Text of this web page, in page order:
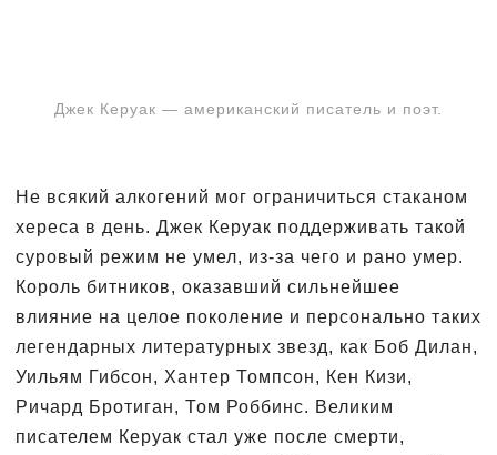
Джек Керуак — американский писатель и поэт.
Не всякий алкогений мог ограничиться стаканом
хереса в день. Джек Керуак поддерживать такой
суровый режим не умел, из-за чего и рано умер.
Король битников, оказавший сильнейшее
влияние на целое поколение и персонально таких
легендарных литературных звезд, как Боб Дилан,
Уильям Гибсон, Хантер Томпсон, Кен Кизи,
Ричард Бротиган, Том Роббинс. Великим
писателем Керуак стал уже после смерти,